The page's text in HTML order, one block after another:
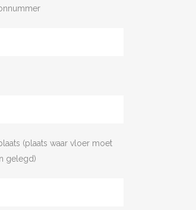
(plaats waar vloer moet
gelegd)